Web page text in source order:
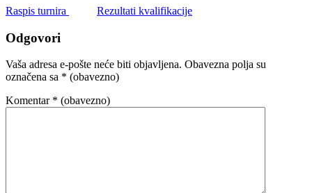
Raspis turnira
Rezultati kvalifikacije
Odgovori
Vaša adresa e-pošte neće biti objavljena. Obavezna polja su
označena sa * (obavezno)
Komentar * (obavezno)